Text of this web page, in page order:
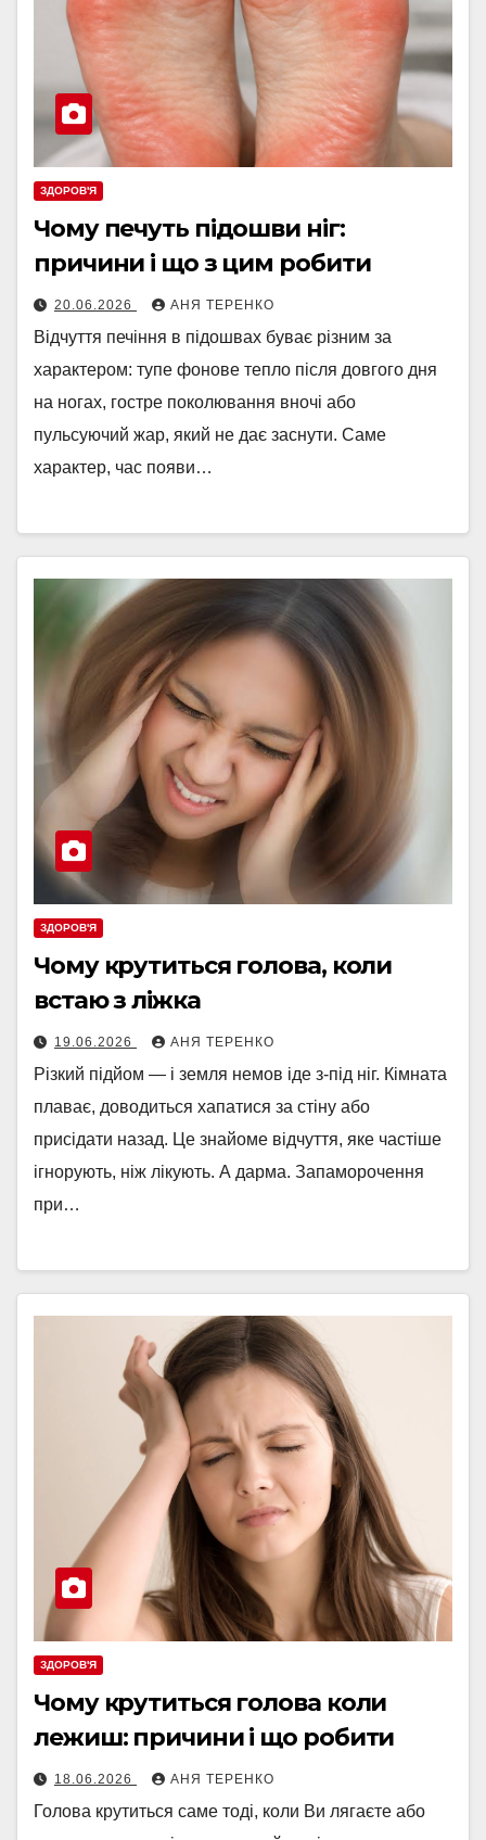
ЗДОРОВ'Я
Чому печуть підошви ніг:
причини і що з цим робити
20.06.2026 АНЯ ТЕРЕНКО
Відчуття печіння в підошвах буває різним за
характером: тупе фонове тепло після довгого дня
на ногах, гостре поколювання вночі або
пульсуючий жар, який не дає заснути. Саме
характер, час появи…
ЗДОРОВ'Я
Чому крутиться голова, коли
встаю з ліжка
19.06.2026 АНЯ ТЕРЕНКО
Різкий підйом — і земля немов іде з-під ніг. Кімната
плаває, доводиться хапатися за стіну або
присідати назад. Це знайоме відчуття, яке частіше
ігнорують, ніж лікують. А дарма. Запаморочення
при…
ЗДОРОВ'Я
Чому крутиться голова коли
лежиш: причини і що робити
18.06.2026 АНЯ ТЕРЕНКО
Голова крутиться саме тоді, коли Ви лягаєте або